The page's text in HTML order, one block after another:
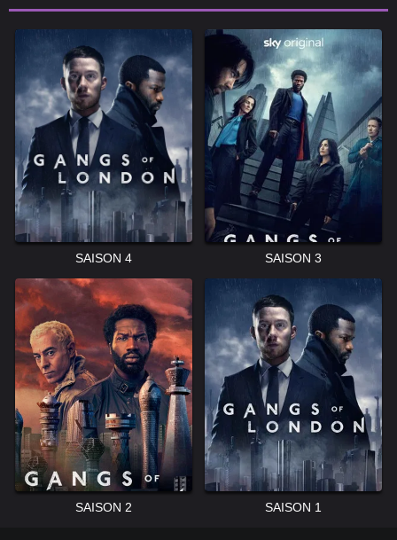
SAISON 4 SAISON 3
SAISON 2 SAISON 1